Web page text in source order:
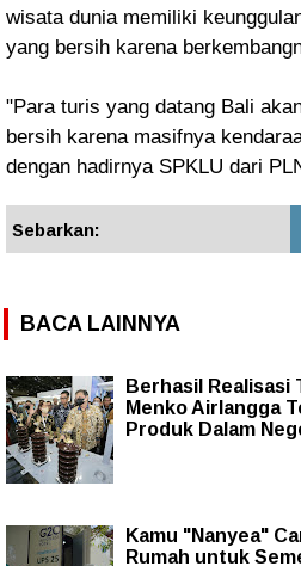
wisata dunia memiliki
yang bersih karena
"Para turis yang datang Bali
bersih karena masifnya
dengan hadirnya SPKLU dari
Sebarkan:
BACA LAINNYA
Berhasil Realisasi
Menko Airlangga
Produk Dalam
Kamu "Nanyea"
Rumah untuk